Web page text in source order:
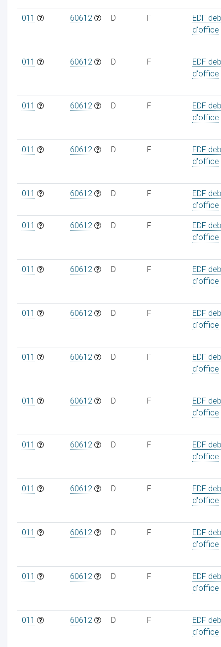
011 60612 D F
EDF
d'office
011 60612 D F
EDF
d'office
011 60612 D F
EDF
d'office
011 60612 D F
EDF
d'office
011 60612 D F
EDF
d'office
011 60612 D F
EDF
d'office
011 60612 D F
EDF
d'office
011 60612 D F
EDF
d'office
011 60612 D F
EDF
d'office
011 60612 D F
EDF
d'office
011 60612 D F
EDF
d'office
011 60612 D F
EDF
d'office
011 60612 D F
EDF
d'office
011 60612 D F
EDF
d'office
011 60612 D F
EDF
d'office